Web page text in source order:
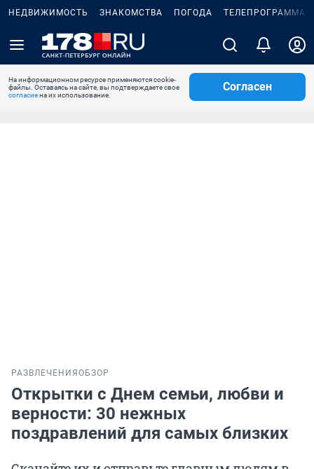
НЕДВИЖИМОСТЬ ЗНАКОМСТВА ПОГОДА ТЕЛЕПРОГРАММА
На информационном ресурсе применяются cookie-
файлы. Оставаясь на сайте, вы подтверждаете свое
согласиена их использование.
Согласен
РАЗВЛЕЧЕНИЯ ОБЗОР
Открытки с Днем семьи, любви и
верности: 30 нежных
поздравлений для самых близких